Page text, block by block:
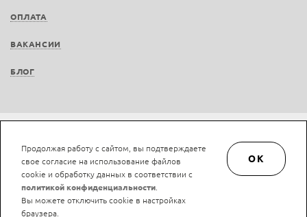
ОПЛАТА
ВАКАНСИИ
БЛОГ
Не является публичной офертой © LAN-art.ru, 2013—2026. Все права защищены.
Политика конфиденциальности.
Положение об обработке и защите персональных
данных.
Продолжая работу с сайтом, вы подтверждаете
свое согласие на использование файлов
cookie и обработку данных в соответствии с
политикой конфиденциальности
Вы можете отключить cookie в настройках
браузера.
OK